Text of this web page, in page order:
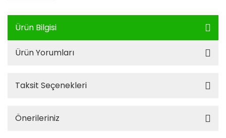
Ürün Bilgisi
Ürün Yorumları
Taksit Seçenekleri
Önerileriniz